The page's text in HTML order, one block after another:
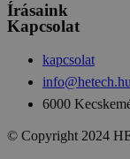
Írásaink
Kapcsolat
kapcsolat
6000
© Copyright 2024